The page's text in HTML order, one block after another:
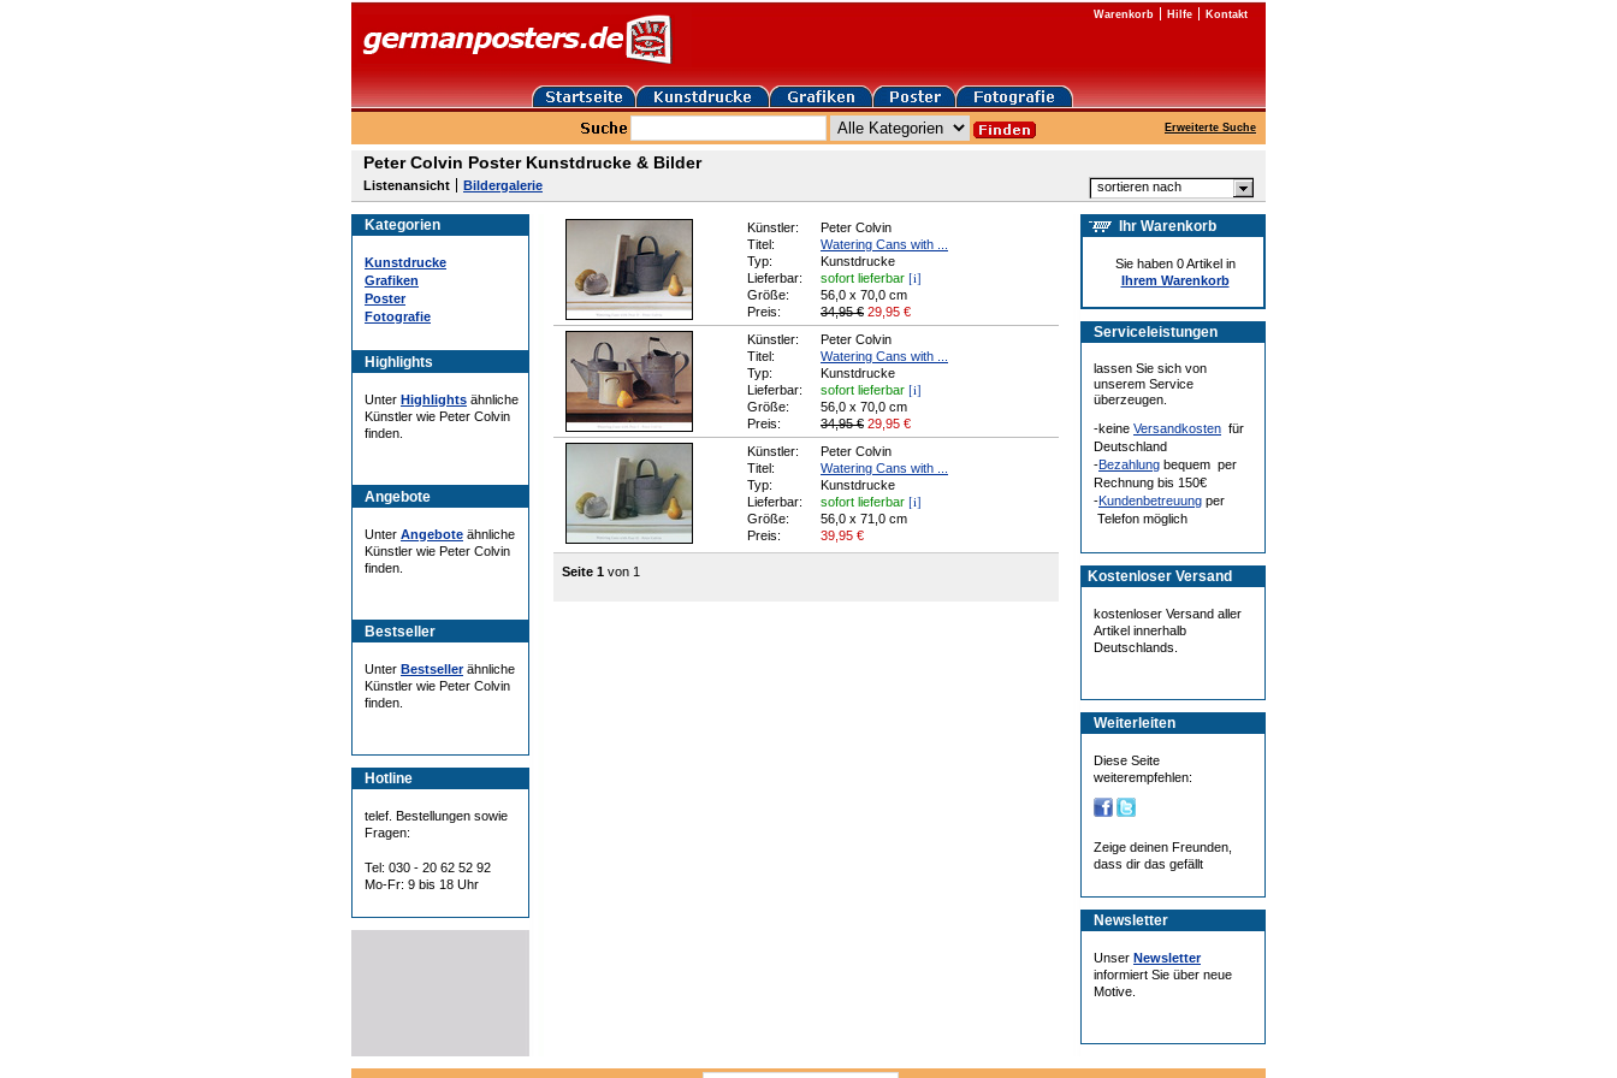
Warenkorb Hilfe Kontakt
Erweiterte Suche
Peter Colvin Poster Kunstdrucke & Bilder
Listenansicht Bildergalerie sortieren nach
Kategorien
Kunstdrucke
Grafiken
Poster
Fotografie
Highlights
Unter Highlights ähnliche
Künstler wie Peter Colvin
finden.
Angebote
Unter Angebote ähnliche
Künstler wie Peter Colvin
finden.
Bestseller
Unter Bestsellerähnliche
Künstler wie Peter Colvin
finden.
Hotline
telef. Bestellungen sowie
Fragen:
Tel: 030 - 20 62 52 92
Mo-Fr: 9 bis 18 Uhr
Künstler:
Peter Colvin
Titel:
Watering Cans with ...
Typ:
Kunstdrucke
Lieferbar:
sofort lieferbar [i]
Größe:
56,0 x 70,0 cm
Preis:
34,95 € 29,95 €
Künstler:
Peter Colvin
Titel:
Watering Cans with ...
Typ:
Kunstdrucke
Lieferbar:
sofort lieferbar [i]
Größe:
56,0 x 70,0 cm
Preis:
34,95 € 29,95 €
Künstler:
Peter Colvin
Titel:
Watering Cans with ...
Typ:
Kunstdrucke
Lieferbar:
sofort lieferbar [i]
Größe:
56,0 x 71,0 cm
Preis:
39,95 €
Seite 1 von 1
Ihr Warenkorb
Sie haben 0 Artikel in
Ihrem Warenkorb
Serviceleistungen
lassen Sie sich von
unserem Service
überzeugen.
-keine Versandkosten für
Deutschland
-Bezahlung bequem per
Rechnung bis 150€
-Kundenbetreuung per
Telefon möglich
Kostenloser Versand
kostenloser Versand aller
Artikel innerhalb
Deutschlands.
Weiterleiten
Diese Seite
weiterempfehlen:
Zeige deinen Freunden,
dass dir das gefällt
Newsletter
Unser Newsletter
informiert Sie über neue
Motive.